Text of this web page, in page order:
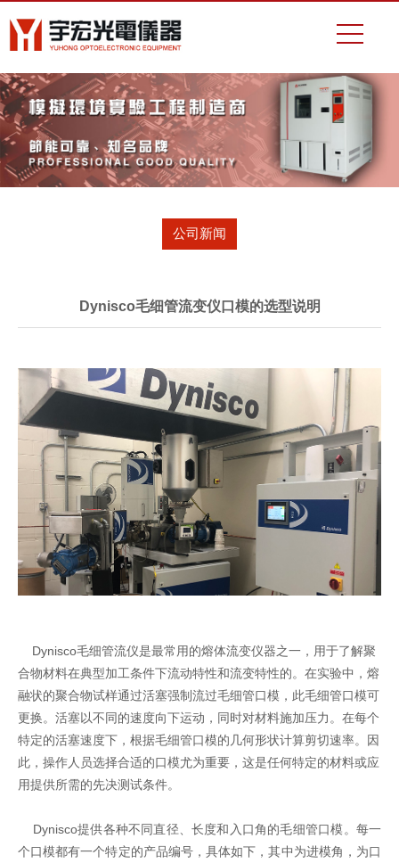
公司新闻
Dynisco毛细管流变仪口模的选型说明
Dynisco毛细管流仪是最常用的熔体流变仪器之一，用于了解聚
合物材料在典型加工条件下流动特性和流变特性的。在实验中，熔
融状的聚合物试样通过活塞强制流过毛细管口模，此毛细管口模可
更换。活塞以不同的速度向下运动，同时对材料施加压力。在每个
特定的活塞速度下，根据毛细管口模的几何形状计算剪切速率。因
此，操作人员选择合适的口模尤为重要，这是任何特定的材料或应
用提供所需的先决测试条件。
Dynisco提供各种不同直径、长度和入口角的毛细管口模。每一
个口模都有一个特定的产品编号，具体如下，其中为进模角，为口